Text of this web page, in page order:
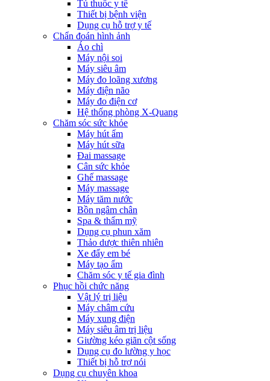
Tủ thuốc y tế
Thiết bị bệnh viện
Dụng cụ hỗ trợ y tế
Chẩn đoán hình ảnh
Áo chì
Máy nội soi
Máy siêu âm
Máy đo loãng xương
Máy điện não
Máy đo điện cơ
Hệ thống phòng X-Quang
Chăm sóc sức khỏe
Máy hút ẩm
Máy hút sữa
Đai massage
Cân sức khỏe
Ghế massage
Máy massage
Máy tăm nước
Bồn ngâm chân
Spa & thẩm mỹ
Dụng cụ phun xăm
Thảo dược thiên nhiên
Xe đẩy em bé
Máy tạo ẩm
Chăm sóc y tế gia đình
Phục hồi chức năng
Vật lý trị liệu
Máy châm cứu
Máy xung điện
Máy siêu âm trị liệu
Giường kéo giãn cột sống
Dụng cụ đo lường y học
Thiết bị hỗ trợ nói
Dụng cụ chuyên khoa